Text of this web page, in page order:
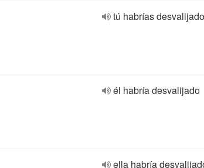
tú habrías desvalijado
él habría desvalijado
ella habría